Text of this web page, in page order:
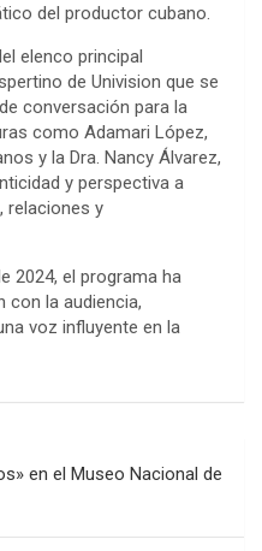
del productor cubano.
elenco principal
de Univision que se
conversación para la
como Adamari López,
y la Dra. Nancy Álvarez,
y perspectiva a
relaciones y
2024, el programa ha
con la audiencia,
voz influyente en la
en el Museo Nacional de